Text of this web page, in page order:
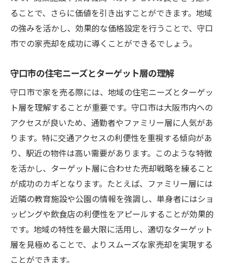
資産価値を高めるリフォームのポイント
魅力を引き出すためのホームステージング
オンラインプロモーションの活用法
資産価値を維持するための管理方法
売却前に検討すべき投資とそのリターン
地域特性を理解し安心して家売る守口市でのサ
ポート
信頼できる不動産エージェントの選び方
地域特性を理解するためのリサーチ方法
売却サポートサービスの活用法
安心取引を実現するための法的アドバイス
サポートを受ける際の注意点と確認事項
地域コミュニティとの関係構築の重要性
ることで、さらに価値を引き出すことができます。地域
の強みを活かし、効果的な価格設定を行うことで、守口
市での家売却を成功に導くことができるでしょう。
守口市の住宅ニーズとターゲット層の理解
守口市で家を売る際には、地域の住宅ニーズとターゲッ
ト層を理解することが重要です。守口市は大阪市内への
アクセスが良いため、通勤者やファミリー層に人気があ
ります。特に交通アクセスの利便性を重視する傾向があ
り、駅近の物件は高い需要があります。このような特徴
を活かし、ターゲット層に合わせた売却戦略を練ること
が成功のカギとなります。たとえば、ファミリー層には
近隣の教育施設や公園の情報を強調し、単身者にはショ
ッピングや飲食店の利便性をアピールすることが効果的
です。地域の特性を最大限に活用し、適切なターゲット
層を見極めることで、よりスムーズな家売却を実現する
ことができます。